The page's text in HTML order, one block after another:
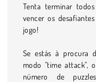
Tenta terminar
vencer os
jogo!
Se estás à procura
modo "time attack",
número de